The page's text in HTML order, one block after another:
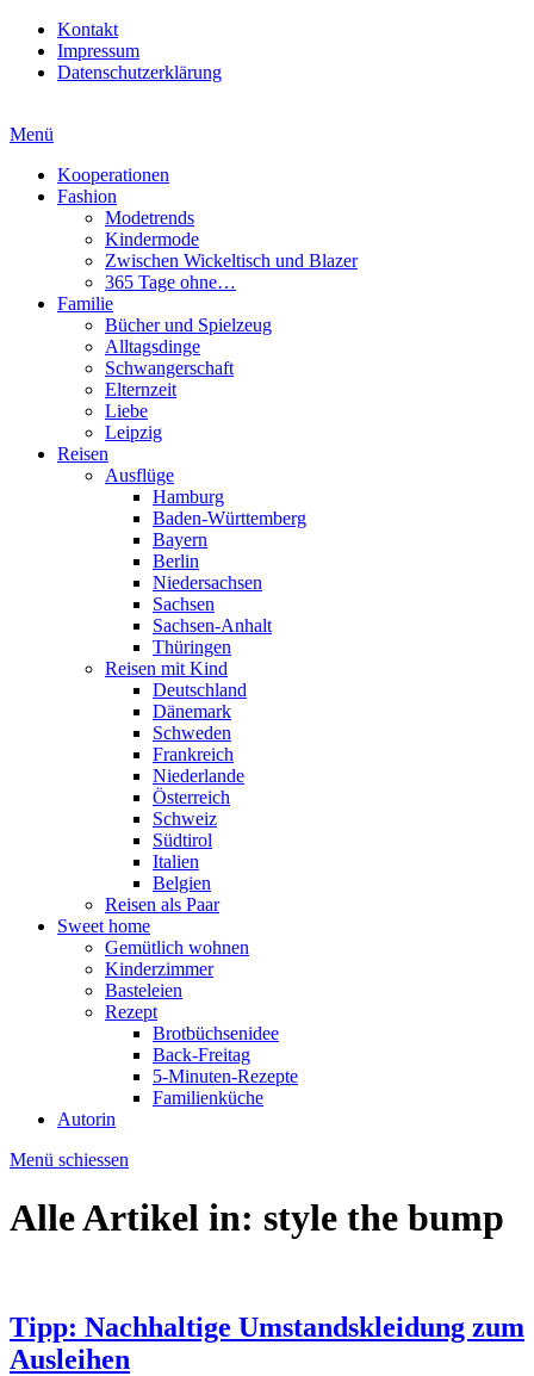
Kontakt
Impressum
Datenschutzerklärung
Menü
Kooperationen
Fashion
Modetrends
Kindermode
Zwischen Wickeltisch und Blazer
365 Tage ohne…
Familie
Bücher und Spielzeug
Alltagsdinge
Schwangerschaft
Elternzeit
Liebe
Leipzig
Reisen
Ausflüge
Hamburg
Baden-Württemberg
Bayern
Berlin
Niedersachsen
Sachsen
Sachsen-Anhalt
Thüringen
Reisen mit Kind
Deutschland
Dänemark
Schweden
Frankreich
Niederlande
Österreich
Schweiz
Südtirol
Italien
Belgien
Reisen als Paar
Sweet home
Gemütlich wohnen
Kinderzimmer
Basteleien
Rezept
Brotbüchsenidee
Back-Freitag
5-Minuten-Rezepte
Familienküche
Autorin
Menü schiessen
Alle Artikel in: style the bump
Tipp: Nachhaltige Umstandskleidung zum
Ausleihen